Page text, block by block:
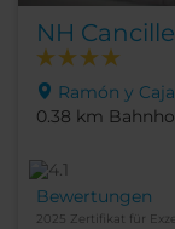
NH
Ramón y
0.38 km
Bewertungen
2025 Zertifikat für